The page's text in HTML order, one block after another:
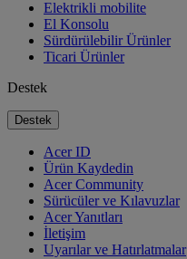
Elektrikli mobilite
El Konsolu
Sürdürülebilir Ürünler
Ticari Ürünler
Destek
Destek
Acer ID
Ürün Kaydedin
Acer Community
Sürücüler ve Kılavuzlar
Acer Yanıtları
İletişim
Uyarılar ve Hatırlatmalar